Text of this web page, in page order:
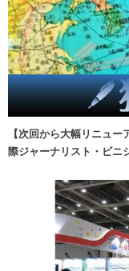
【次回から大幅リニュ
際ジャーナリスト・ビニ